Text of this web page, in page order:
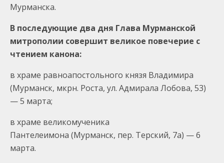
Мурманска.
В последующие два дня Глава Мурманской
митрополии совершит великое повечерие с
чтением канона:
в храме равноапостольного князя Владимира
(Мурманск, мкрн. Роста, ул. Адмирала Лобова, 53)
— 5 марта;
в храме великомученика
Пантелеимона (Мурманск, пер. Терский, 7а) — 6
марта.